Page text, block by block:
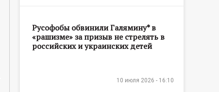
Русофобы обвинили Галямину* в
«рашизме» за призыв не стрелять в
российских и украинских детей
10 июля 2026 - 16:10